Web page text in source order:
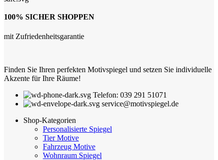
100% SICHER SHOPPEN
mit Zufriedenheitsgarantie
Finden Sie Ihren perfekten Motivspiegel und setzen Sie individuelle
Akzente für Ihre Räume!
Telefon: 039 291 51071
service@motivspiegel.de
Shop-Kategorien
Personalisierte Spiegel
Tier Motive
Fahrzeug Motive
Wohnraum Spiegel